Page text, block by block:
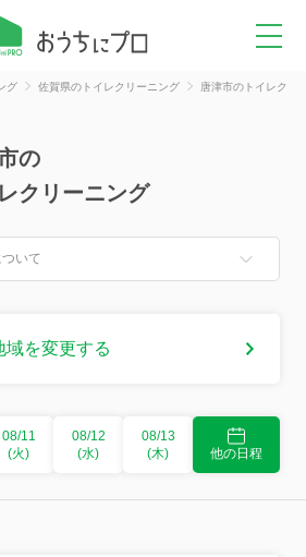
グ 佐賀県のトイレクリーニング
唐津市のトイレク
の
クリーニング
いて
域を変更する
08/11
(火)
08/12
(水)
08/13
(木)
他の日程